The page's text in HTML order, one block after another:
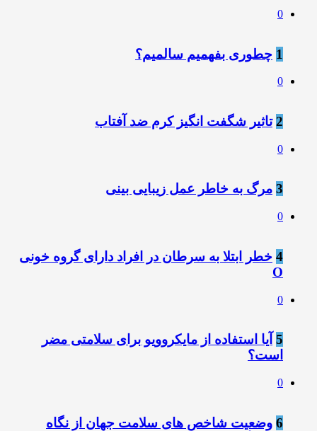
0
1 چطوری بفهمیم سالمیم؟
0
2 تاثیر شگفت انگیز کرم ضد آفتاب
0
3 مرگ به خاطر عمل زیبایی بینی
0
4 خطر ابتلا به سرطان در افراد دارای گروه خونی
O
0
5 آیا استفاده از مایکروویو برای سلامتی مضر
است؟
0
6 وضعیت شاخص های سلامت جهان از نگاه